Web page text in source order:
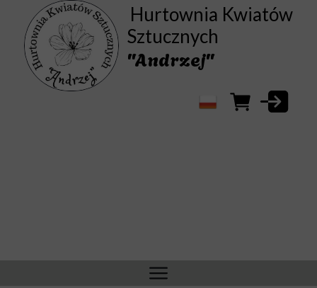
Hurtownia Kwiatów
Sztucznych
"Andrzej"